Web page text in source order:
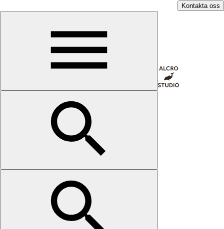
Kontakta oss